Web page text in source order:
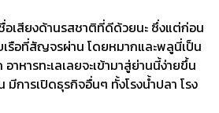
อเสียงด้านรสชาติที่ดีด้วยนะ ซึ่งแต่ก่อน
รือที่สัญจรผ่าน โดยหมากและพลูนี่เป็น
หารทะเลเลยจะเข้ามาสู่ย่านนี้ง่ายขึ้น
การเปิดธุรกิจอื่นๆ ทั้งโรงน้ำปลา โรง